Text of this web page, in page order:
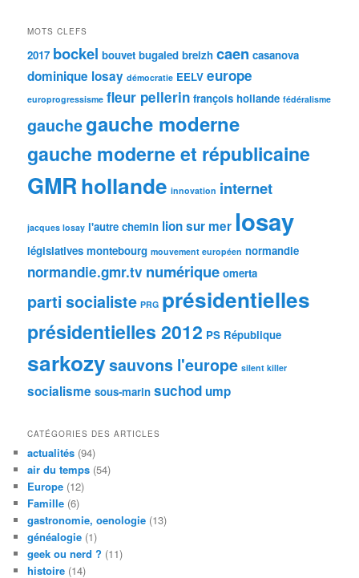
MOTS CLEFS
2017 bockel bouvet bugaled breizh caen casanova
dominique losay démocratie EELV europe
europrogressisme fleur pellerin françois hollande fédéralisme
gauchegauche moderne
gauche moderne et républicaine
GMRhollande innovation internet
jacques losay l'autre chemin lion sur mer losay
législatives montebourg mouvement européen normandie
normandie.gmr.tv numérique omerta
parti socialiste PRG présidentielles
présidentielles 2012 PS République
sarkozysauvons l'europe silent killer
socialisme sous-marin suchodump
CATÉGORIES DES ARTICLES
actualités (94)
air du temps (54)
Europe (12)
Famille (6)
gastronomie, oenologie (13)
généalogie (1)
geek ou nerd ? (11)
histoire (14)